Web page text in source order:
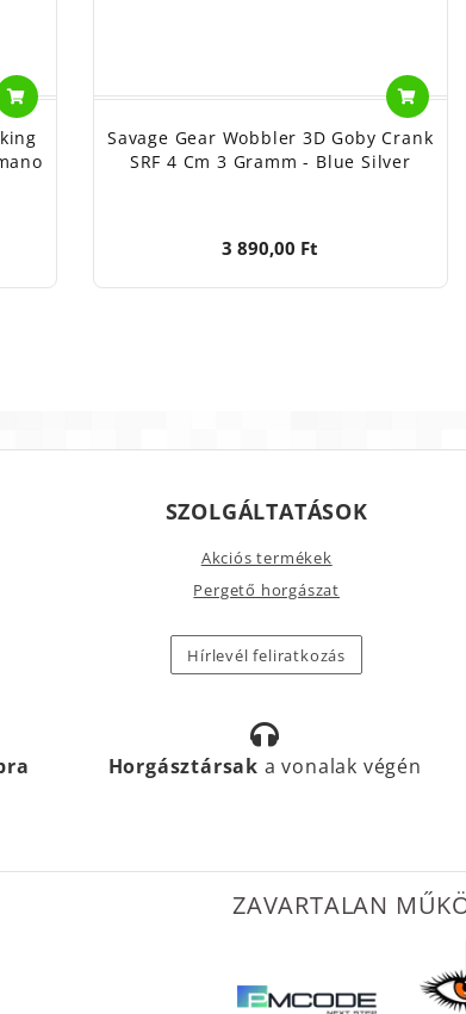
Savage Gear Wobbler 3D Goby Crank
SRF 4 Cm 3 Gramm - Blue Silver
3 890,00 Ft
SZOLGÁLTATÁSOK
Akciós termékek
Pergető horgászat
Hírlevél feliratkozás
Horgásztársak a vonalak végén
ZAVARTALAN